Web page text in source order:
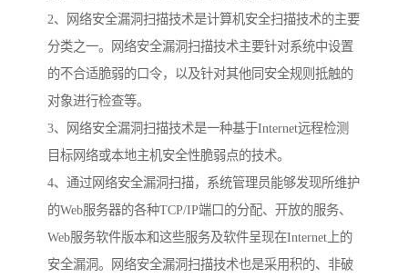
2、网络安全漏洞扫描技术是计算机安全扫描技术的主要
分类之一。网络安全漏洞扫描技术主要针对系统中设置
的不合适脆弱的口令，以及针对其他同安全规则抵触的
对象进行检查等。
3、网络安全漏洞扫描技术是一种基于Internet远程检测
目标网络或本地主机安全性脆弱点的技术。
4、通过网络安全漏洞扫描，系统管理员能够发现所维护
的Web服务器的各种TCP/IP端口的分配、开放的服务、
Web服务软件版本和这些服务及软件呈现在Internet上的
安全漏洞。网络安全漏洞扫描技术也是采用积的、非破